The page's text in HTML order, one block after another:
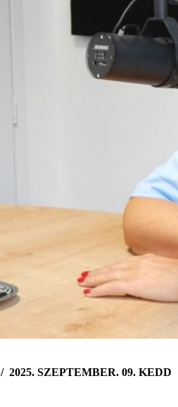
/ 2025. SZEPTEMBER. 09. KEDD